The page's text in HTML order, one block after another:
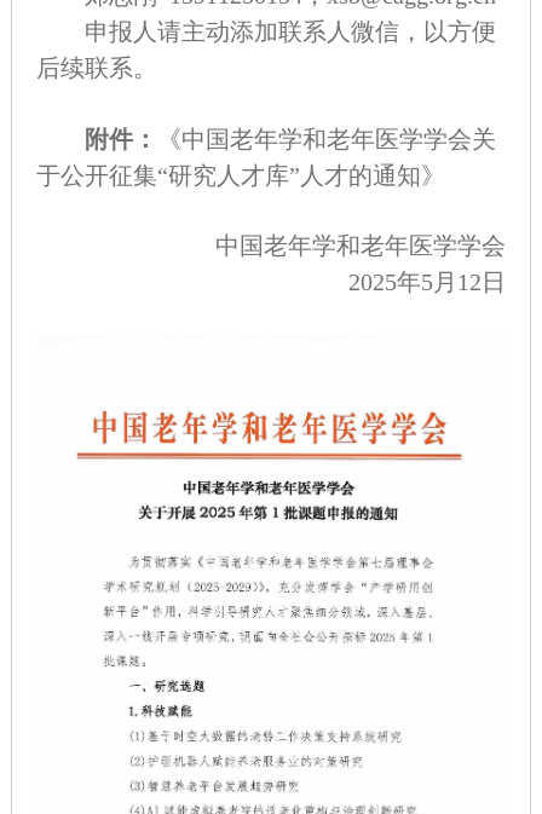
申报人请主动添加联系人微信，以方便
后续联系。
附件：
《中国老年学和老年医学学会关
于公开征集“研究人才库”人才的通知》
中国老年学和老年医学学会
2025年5月12日